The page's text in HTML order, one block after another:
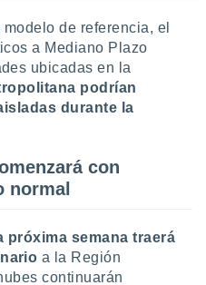
de referencia, el
a Mediano Plazo
ubicadas en la
podrían
durante la
con
normal
próxima semana traerá
a la Región
continuarán